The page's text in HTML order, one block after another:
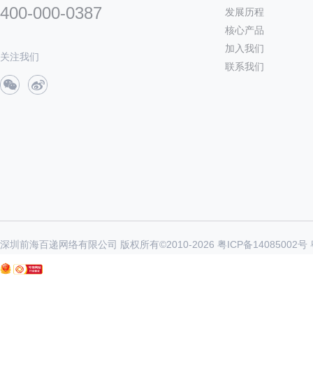
400-000-0387
关注我们
发展历程
核心产品
加入我们
联系我们
深圳前海百递网络有限公司 版权所有©2010-2026 粤ICP备14085002号